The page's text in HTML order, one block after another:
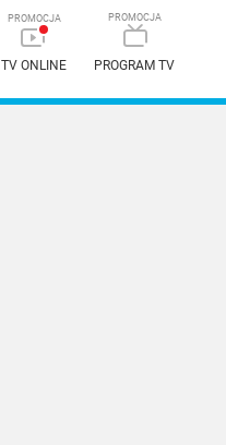
TV ONLINE PROGRAM TV